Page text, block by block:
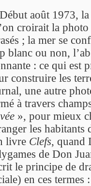
août 1973,
croirait la
; la mer se
blanc ou non,
: ce qui est
construire les
une autre
à travers
», pour mieux
les
livre Clefs, quand
de Don
le principe de
en ces termes